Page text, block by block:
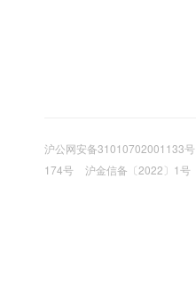
沪公网安备31010702001133号
174号
沪金信备〔2022〕1号